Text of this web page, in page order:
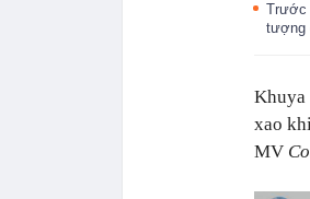
Trước
tượng
Khuya
xao
MV